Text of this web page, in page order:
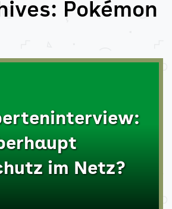
Pokémon
im Netz?